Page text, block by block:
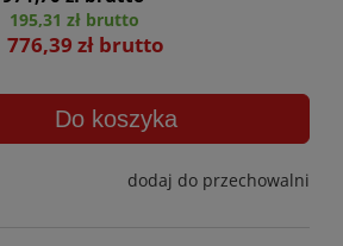
195,31 zł brutto
776,39 zł brutto
Do koszyka
dodaj do przechowalni